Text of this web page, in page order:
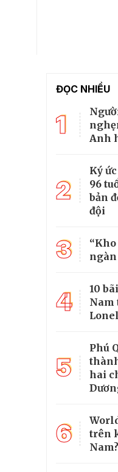
ĐỌC NHIỀU
1
Anh
2
Ký
96
bản
đội
3
ngàn
4
10
Nam
5
Phú
hai
6
trên
Nam?